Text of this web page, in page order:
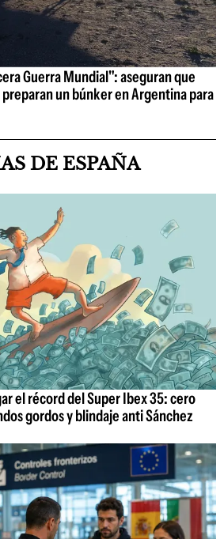
Guerra Mundial": aseguran que
un búnker en Argentina para
DE ESPAÑA
el récord del Super Ibex 35: cero
gordos y blindaje anti Sánchez